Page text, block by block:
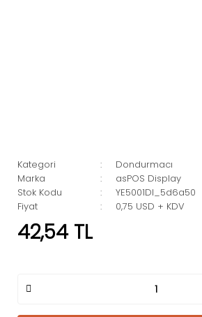
Kategori
Dondurmacı
Marka
asPOS Display
Stok Kodu
YE5001DI_5d6a50
Fiyat
0,75 USD + KDV
42,54 TL